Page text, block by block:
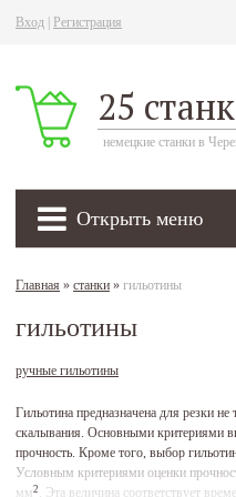
Вход Регистрация
25
немецкие станки в
Открыть меню
Главная » станки » гильотины
гильотины
ручные гильотины
Гильотина предназначена для резки
скалывания. Основными критериями
прочность. Кроме того, выбор
Условным критериями оценки
мм2 . Эта величина соответствует